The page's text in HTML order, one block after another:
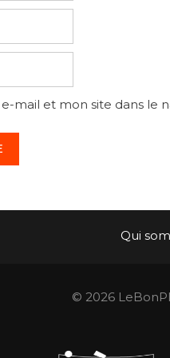
mail et mon site dans le
Qui
© 2026